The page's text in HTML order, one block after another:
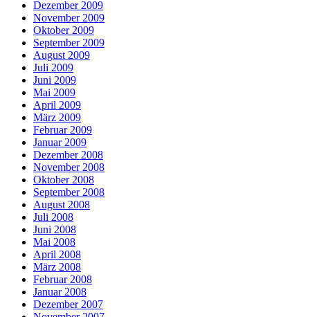
Dezember 2009
November 2009
Oktober 2009
September 2009
August 2009
Juli 2009
Juni 2009
Mai 2009
April 2009
März 2009
Februar 2009
Januar 2009
Dezember 2008
November 2008
Oktober 2008
September 2008
August 2008
Juli 2008
Juni 2008
Mai 2008
April 2008
März 2008
Februar 2008
Januar 2008
Dezember 2007